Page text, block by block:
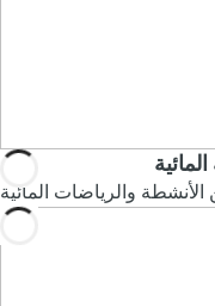
الأنشطة والرياضات المائية